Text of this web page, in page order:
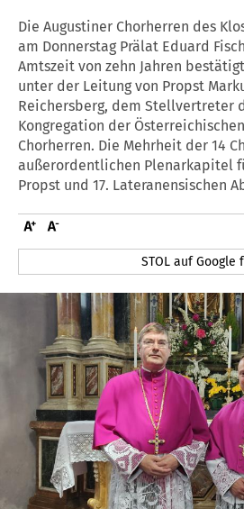
Die Augustiner Chorherren des
am Donnerstag Prälat Eduard
Amtszeit von zehn Jahren
unter der Leitung von Propst
Reichersberg, dem Stellvertreter
Kongregation der
Chorherren. Die Mehrheit der 14
außerordentlichen Plenarkapitel
Propst und 17. Lateranensischen
STOL auf Google